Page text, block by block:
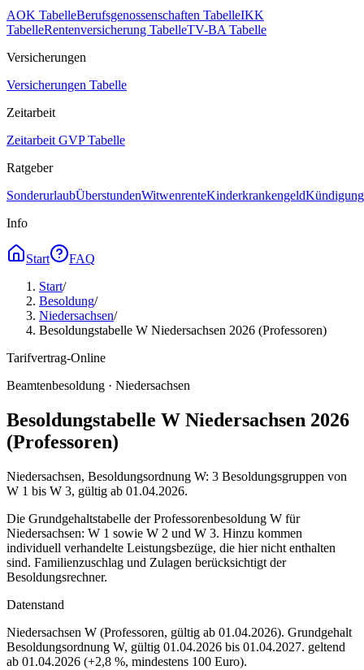
AOK TabelleBerufsgenossenschaften TabelleIKK
TabelleRentenversicherung TabelleTV-BA Tabelle
Versicherungen
Versicherungen Tabelle
Zeitarbeit
Zeitarbeit GVP Tabelle
Ratgeber
SonderurlaubÜberstundenWitwenrenteKinderkrankengeld
Info
Start
FAQ
Start/
Besoldung/
Niedersachsen/
Besoldungstabelle W Niedersachsen 2026 (Professoren)
Tarifvertrag-Online
Beamtenbesoldung · Niedersachsen
Besoldungstabelle W Niedersachsen 2026
(Professoren)
Niedersachsen, Besoldungsordnung W: 3 Besoldungsgruppen von
W 1 bis W 3, gültig ab 01.04.2026.
Die Grundgehaltstabelle der Professorenbesoldung W für
Niedersachsen: W 1 sowie W 2 und W 3. Hinzu kommen
individuell verhandelte Leistungsbezüge, die hier nicht enthalten
sind. Familienzuschlag und Zulagen berücksichtigt der
Besoldungsrechner.
Datenstand
Niedersachsen W (Professoren, gültig ab 01.04.2026). Grundgehalt
Besoldungsordnung W, gültig 01.04.2026 bis 01.04.2027. geltend
ab 01.04.2026 (+2,8 %, mindestens 100 Euro).